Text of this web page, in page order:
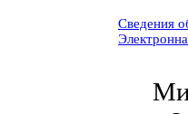
Сведения